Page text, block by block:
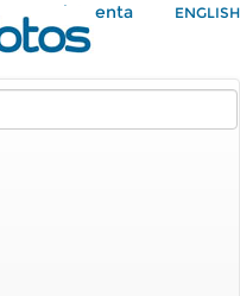
Mi Cuenta ENGLISH